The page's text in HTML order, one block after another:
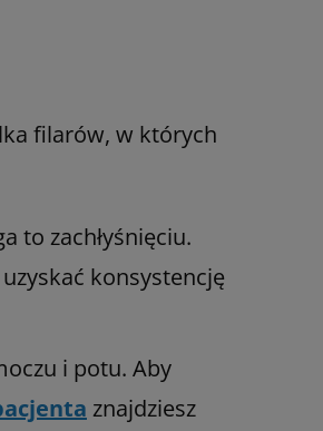
filarów, w których
to zachłyśnięciu.
konsystencję
i potu. Aby
znajdziesz